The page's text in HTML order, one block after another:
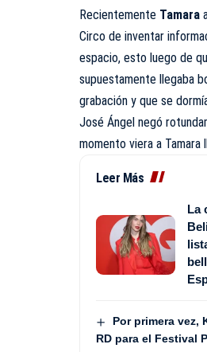
Recientemente Tamara
Circo de inventar
espacio, esto luego de
supuestamente llegaba
grabación y que se
José Ángel negó
momento viera a Tamara
Leer Más
La
Por primera vez,
RD para el Festival